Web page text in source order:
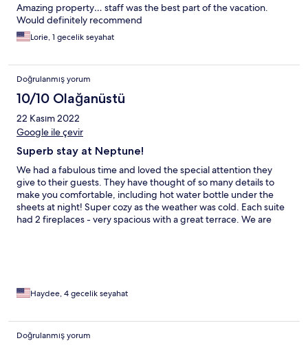
Amazing property… staff was the best part of the vacation.
Would definitely recommend
Lorie, 1 gecelik seyahat
Doğrulanmış yorum
10/10 Olağanüstü
22 Kasım 2022
Google ile çevir
Superb stay at Neptune!
We had a fabulous time and loved the special attention they
give to their guests. They have thought of so many details to
make you comfortable, including hot water bottle under the
sheets at night! Super cozy as the weather was cold. Each suite
had 2 fireplaces - very spacious with a great terrace. We are
Haydee, 4 gecelik seyahat
Doğrulanmış yorum